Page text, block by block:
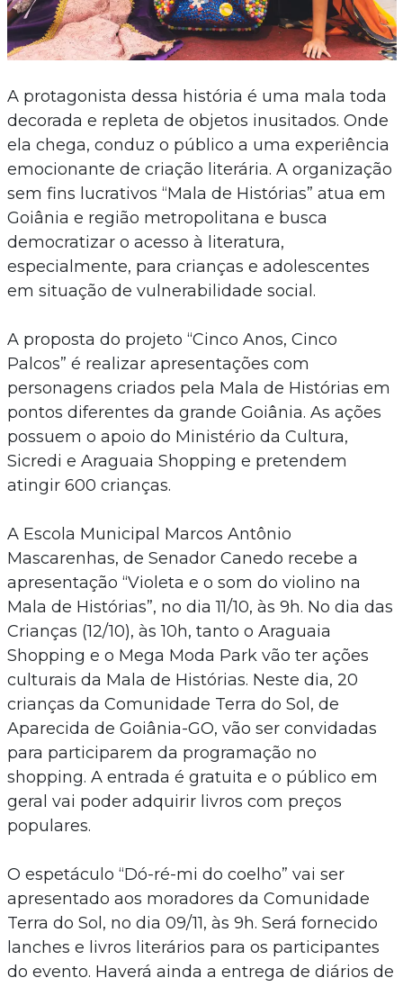
A protagonista dessa história é uma mala toda
decorada e repleta de objetos inusitados. Onde
ela chega, conduz o público a uma experiência
emocionante de criação literária. A organização
sem fins lucrativos “Mala de Histórias” atua em
Goiânia e região metropolitana e busca
democratizar o acesso à literatura,
especialmente, para crianças e adolescentes
em situação de vulnerabilidade social.
A proposta do projeto “Cinco Anos, Cinco
Palcos” é realizar apresentações com
personagens criados pela Mala de Histórias em
pontos diferentes da grande Goiânia. As ações
possuem o apoio do Ministério da Cultura,
Sicredi e Araguaia Shopping e pretendem
atingir 600 crianças.
A Escola Municipal Marcos Antônio
Mascarenhas, de Senador Canedo recebe a
apresentação “Violeta e o som do violino na
Mala de Histórias”, no dia 11/10, às 9h. No dia das
Crianças (12/10), às 10h, tanto o Araguaia
Shopping e o Mega Moda Park vão ter ações
culturais da Mala de Histórias. Neste dia, 20
crianças da Comunidade Terra do Sol, de
Aparecida de Goiânia-GO, vão ser convidadas
para participarem da programação no
shopping. A entrada é gratuita e o público em
geral vai poder adquirir livros com preços
populares.
O espetáculo “Dó-ré-mi do coelho” vai ser
apresentado aos moradores da Comunidade
Terra do Sol, no dia 09/11, às 9h. Será fornecido
lanches e livros literários para os participantes
do evento. Haverá ainda a entrega de diários de